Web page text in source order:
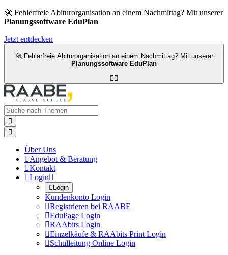
🚀 Fehlerfreie Abiturorganisation an einem Nachmittag? Mit unserer
Planungssoftware EduPlan
Jetzt entdecken
🚀 Fehlerfreie Abiturorganisation an einem Nachmittag? Mit unserer
Planungssoftware EduPlan



Über Uns
Angebot & Beratung
Kontakt
Login
Login
Kundenkonto Login
Registrieren bei RAABE
EduPage Login
RAAbits Login
Einzelkäufe & RAAbits Print Login
Schulleitung Online Login